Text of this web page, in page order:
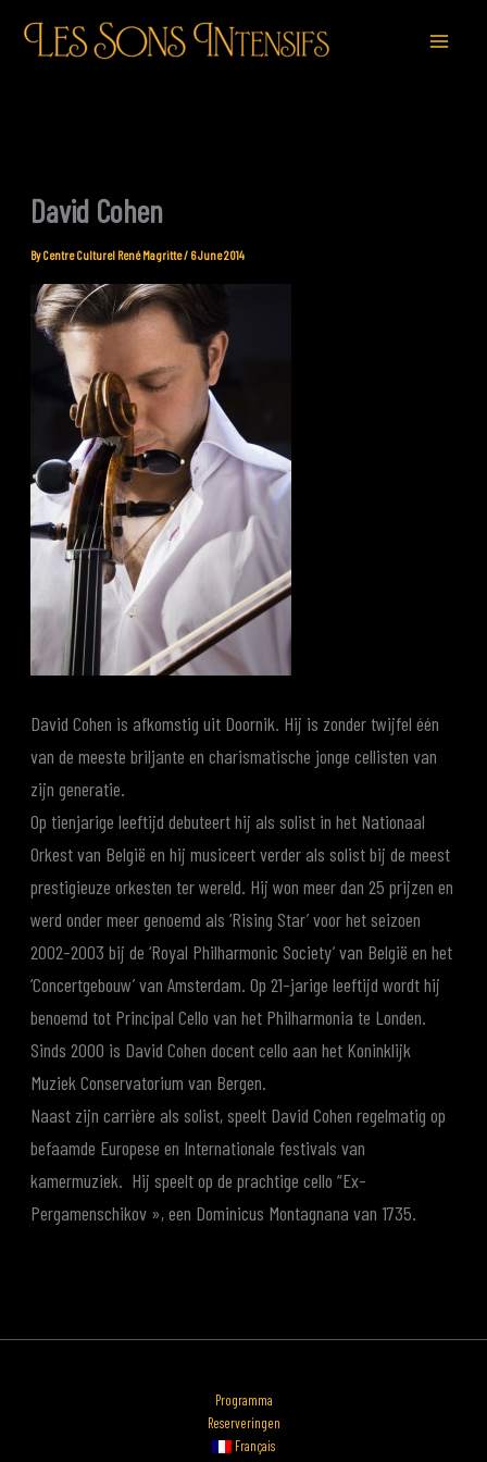
David Cohen
ByCentre Culturel René Magritte/ 6 June 2014
David Cohen is afkomstig uit Doornik. Hij is zonder twijfel één
van de meeste briljante en charismatische jonge cellisten van
zijn generatie.
Op tienjarige leeftijd debuteert hij als solist in het Nationaal
Orkest van België en hij musiceert verder als solist bij de meest
prestigieuze orkesten ter wereld. Hij won meer dan 25 prijzen en
werd onder meer genoemd als ‘Rising Star’ voor het seizoen
2002-2003 bij de ‘Royal Philharmonic Society’ van België en het
‘Concertgebouw’ van Amsterdam. Op 21-jarige leeftijd wordt hij
benoemd tot Principal Cello van het Philharmonia te Londen.
Sinds 2000 is David Cohen docent cello aan het Koninklijk
Muziek Conservatorium van Bergen.
Naast zijn carrière als solist, speelt David Cohen regelmatig op
befaamde Europese en Internationale festivals van
kamermuziek. Hij speelt op de prachtige cello “Ex-
Pergamenschikov », een Dominicus Montagnana van 1735.
Programma
Reserveringen
Français